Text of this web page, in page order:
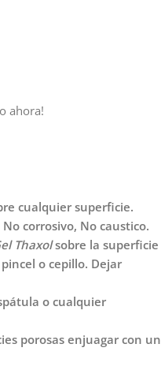
ahora!
cualquier superficie.
corrosivo, No caustico.
Thaxolsobre la superficie
o cepillo. Dejar
o cualquier
porosas enjuagar con un